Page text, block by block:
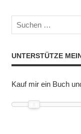
UNTERSTÜTZE
Kauf mir ein Buch